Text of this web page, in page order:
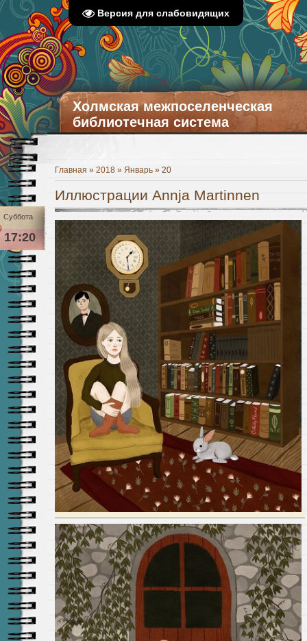
Версия для слабовидящих
Холмская межпоселенческая
библиотечная система
Главная » 2018 » Январь » 20
Иллюстрации Annja Martinnen
Суббота
17:20